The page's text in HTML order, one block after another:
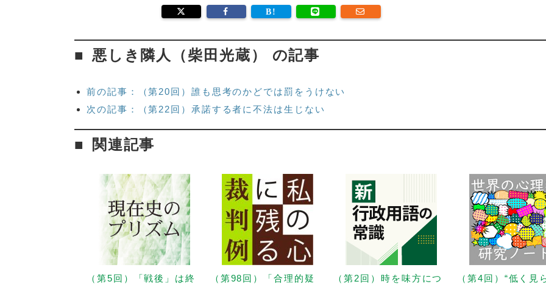
悪しき隣人（柴田光蔵） の記事
前の記事：（第20回）誰も思考のかどでは罰をうけない
次の記事：（第22回）承諾する者に不法は生じない
関連記事
（第5回）「戦後」は終
（第98回）「合理的疑
（第2回）時を味方につ
（第4回）“低く見